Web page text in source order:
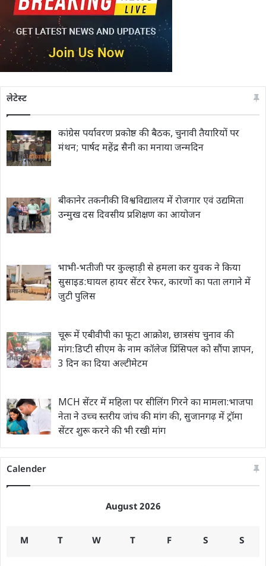
लेटेस्ट
कांग्रेस पर्यावरण प्रकोष्ठ की बैठक, चुनावी तैयारियों पर
मंथन; पार्षद महेंद्र सैनी का मनाया जन्मदिन
बीकानेर तकनीकी विश्वविद्यालय में रोजगार एवं उद्यमिता
उन्मुख दस दिवसीय प्रशिक्षण का आयोजन
भाभी-भतीजी पर कुल्हाड़ी से हमला कर युवक ने किया
सुसाइड:घायल हायर सेंटर रेफर, कारणों का पता लगाने में
जुटी पुलिस
चूरू में एबीवीपी का फूटा आक्रोश, छात्रसंघ चुनाव की
मांग:डिप्टी सीएम के नाम कॉलेज प्रिंसिपल को सौंपा ज्ञापन,
3 दिन का दिया अल्टीमेटम
MCH सेंटर में महिला पर सीलिंग गिरने का मामला:भाजपा
नेता ने उच्च स्तरीय जांच की मांग की, सुजानगढ़ में ट्रॉमा
सेंटर शुरू करने की भी रखी मांग
Calender
August 2026
M T W T F S S